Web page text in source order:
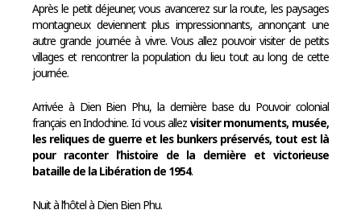
Après le petit déjeuner, vous avancerez sur la route, les paysages
montagneux deviennent plus impressionnants, annonçant une
autre grande journée à vivre. Vous allez pouvoir visiter de petits
villages et rencontrer la population du lieu tout au long de cette
journée.
Arrivée à Dien Bien Phu, la dernière base du Pouvoir colonial
français en Indochine. Ici vous allez visiter monuments, musée,
les reliques de guerre et les bunkers préservés, tout est là
pour raconter l’histoire de la dernière et victorieuse
bataille de la Libération de 1954.
Nuit à l’hôtel à Dien Bien Phu.